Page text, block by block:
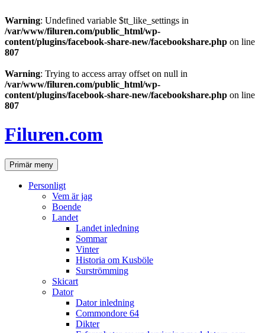
Warning: Undefined variable $tt_like_settings in
/var/www/filuren.com/public_html/wp-
content/plugins/facebook-share-new/facebookshare.php on line
807
Warning: Trying to access array offset on null in
/var/www/filuren.com/public_html/wp-
content/plugins/facebook-share-new/facebookshare.php on line
807
till
innehåll
Filuren.com
SökPrimär meny
Personligt
Vem är jag
Boende
Landet
Landet inledning
Sommar
Vinter
Historia om Kusböle
Surströmming
Skicart
Dator
Dator inledning
Commondore 64
Dikter